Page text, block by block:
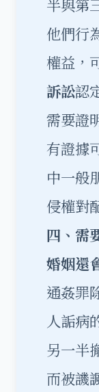
半與第
他們行
權益，
訴訟認
需要證
有證據
中一般
侵權對
四、需
婚姻還
通姦罪
人詬病
另一半
而被譏